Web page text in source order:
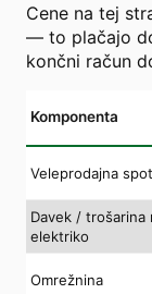
Cene na tej
— to plačajo
končni račun
Komponenta
Veleprodajna
Davek / trošarina
elektriko
Omrežnina